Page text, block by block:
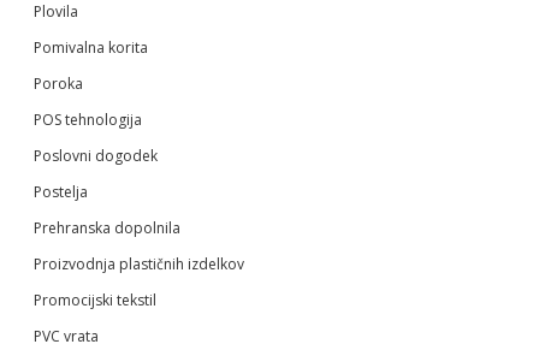
Plovila
Pomivalna korita
Poroka
POS tehnologija
Poslovni dogodek
Postelja
Prehranska dopolnila
Proizvodnja plastičnih izdelkov
Promocijski tekstil
PVC vrata